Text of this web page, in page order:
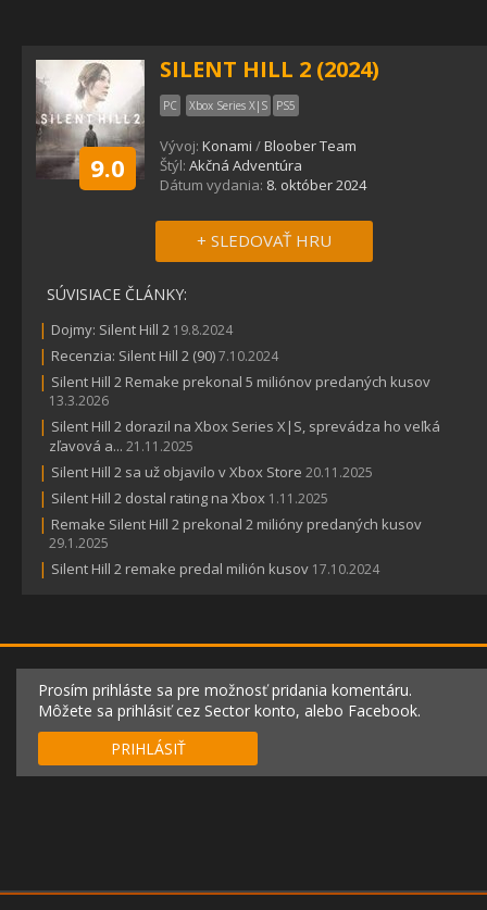
9.0
SILENT HILL 2 (2024)
PC Xbox Series X|S PS5
Vývoj: Konami /Bloober Team
Štýl: Akčná Adventúra
Dátum vydania: 8. október 2024
+ SLEDOVAŤ HRU
SÚVISIACE ČLÁNKY:
| Dojmy: Silent Hill 2 19.8.2024
| Recenzia: Silent Hill 2 (90)7.10.2024
| Silent Hill 2 Remake prekonal 5 miliónov predaných kusov
13.3.2026
| Silent Hill 2 dorazil na Xbox Series X|S, sprevádza ho veľká
zľavová a... 21.11.2025
| Silent Hill 2 sa už objavilo v Xbox Store 20.11.2025
| Silent Hill 2 dostal rating na Xbox 1.11.2025
| Remake Silent Hill 2 prekonal 2 milióny predaných kusov
29.1.2025
| Silent Hill 2 remake predal milión kusov 17.10.2024
Prosím prihláste sa pre možnosť pridania komentáru.
Môžete sa prihlásiť cez Sector konto, alebo Facebook.
PRIHLÁSIŤ